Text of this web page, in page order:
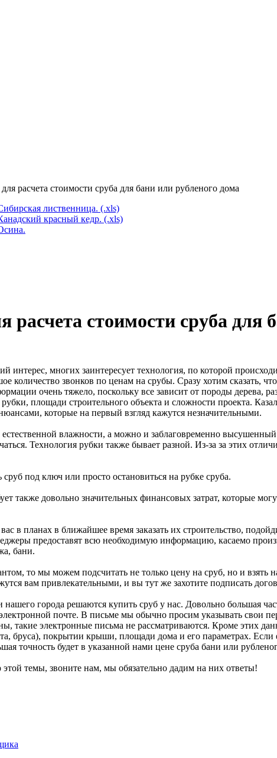
расчета стоимости сруба для бани или рубленого дома
лиственница. (.xls)
красный кедр. (.xls)
стоимости сруба для
интерес, многих заинтересует технология, по которой
количество звонков по ценам на срубы. Сразу хотим сказать,
очень тяжело, поскольку все зависит от породы дерева,
площади строительного объекта и сложности проекта.
которые на первый взгляд кажутся незначительными.
влажности, а можно и заблаговременно
Технология рубки также бывает разной. Из-за за этих
под ключ или просто остановиться на рубке сруба.
также довольно значительных финансовых затрат, которые
в планах в ближайшее время заказать их строительство,
предоставят всю необходимую информацию, касаемо
бани.
то мы можем подсчитать не только цену на сруб, но и взять
вам привлекательными, и вы тут же захотите подписать
города решаются купить сруб у нас. Довольно большая
электронной почте. В письме мы обычно просим указывать
такие электронные письма не рассматриваются. Кроме этих
бруса), покрытии крыши, площади дома и его параметрах. Если
точность будет в указанной нами цене сруба бани или
темы, звоните нам, мы обязательно дадим на них ответы!